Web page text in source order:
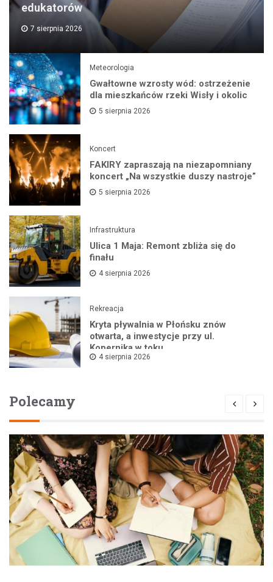
edukatorów
7 sierpnia 2026
Meteorologia
Gwałtowne wzrosty wód: ostrzeżenie
dla mieszkańców rzeki Wisły i okolic
5 sierpnia 2026
Koncert
FAKIRY zapraszają na niezapomniany
koncert „Na wszystkie duszy nastroje”
5 sierpnia 2026
Infrastruktura
Ulica 1 Maja: Remont zbliża się do
finału
4 sierpnia 2026
Rekreacja
Kryta pływalnia w Płońsku znów
otwarta, a inwestycje przy ul.
Kopernika w toku
4 sierpnia 2026
Polecamy